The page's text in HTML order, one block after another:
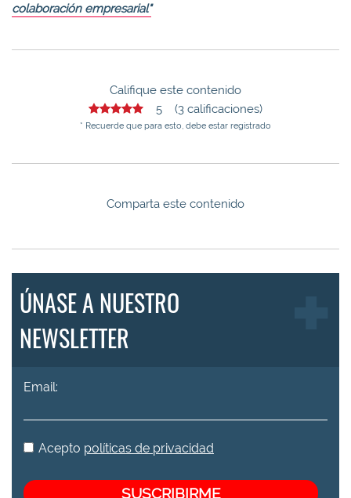
colaboración empresarial"
Califique este contenido
5 (3 calificaciones)
* Recuerde que para esto, debe estar registrado
Comparta este contenido
ÚNASE A NUESTRO
NEWSLETTER
Email:
Acepto políticas de privacidad